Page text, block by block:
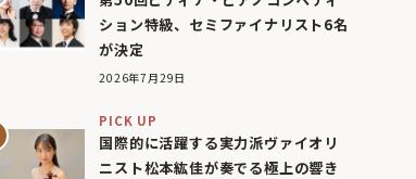
ション特級、セミファイナリスト6名
が決定
2026年7月29日
PICK UP
国際的に活躍する実力派ヴァイオリ
ニスト松本紘佳が奏でる極上の響き